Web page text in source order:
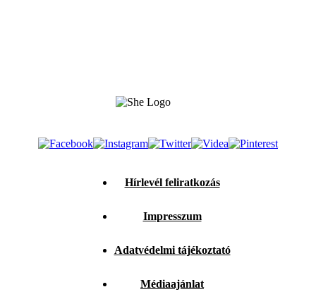
Hírlevél feliratkozás
Impresszum
Adatvédelmi tájékoztató
Médiaajánlat